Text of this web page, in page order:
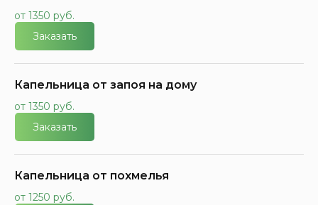
от 1350 руб.
Заказать
Капельница от запоя на дому
от 1350 руб.
Заказать
Капельница от похмелья
от 1250 руб.